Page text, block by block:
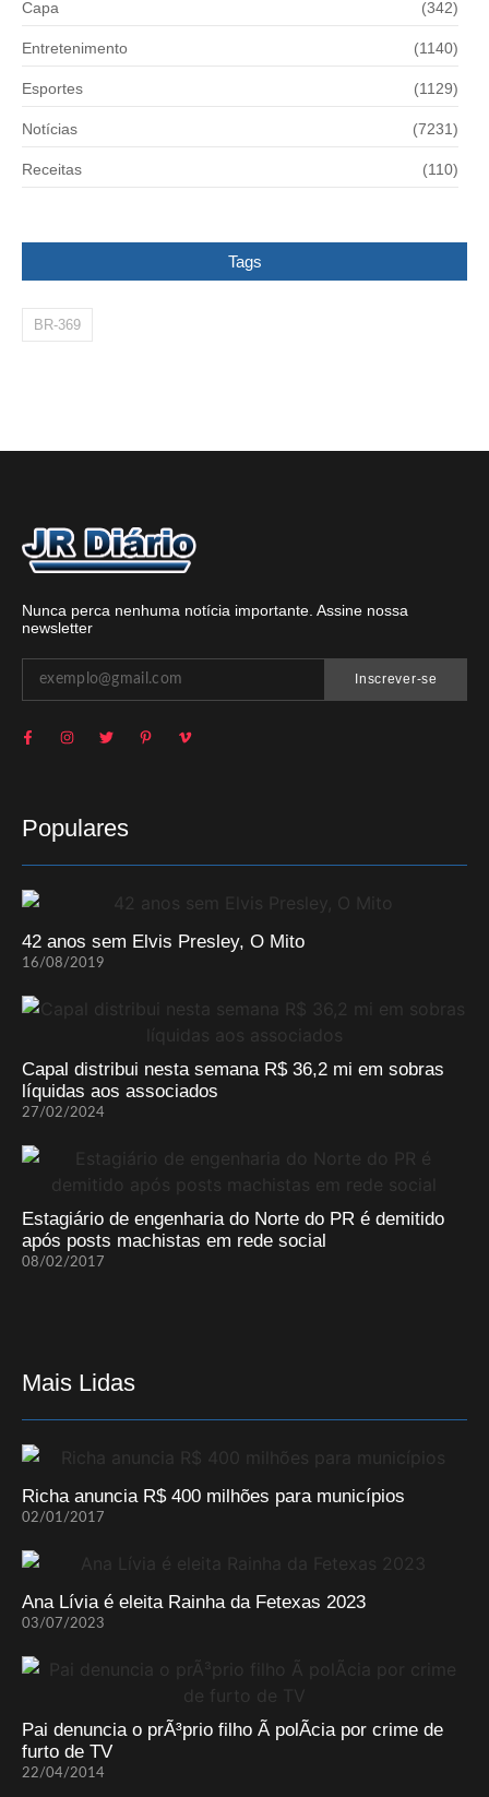
Capa (342)
Entretenimento (1140)
Esportes (1129)
Notícias (7231)
Receitas (110)
Tags
BR-369
Nunca perca nenhuma notícia importante. Assine nossa
newsletter
Inscrever-se
Populares
42 anos sem Elvis Presley, O Mito
16/08/2019
Capal distribui nesta semana R$ 36,2 mi em sobras
líquidas aos associados
27/02/2024
Estagiário de engenharia do Norte do PR é demitido
após posts machistas em rede social
08/02/2017
Mais Lidas
Richa anuncia R$ 400 milhões para municípios
02/01/2017
Ana Lívia é eleita Rainha da Fetexas 2023
03/07/2023
Pai denuncia o prÃ³prio filho Ã polÃ­cia por crime de
furto de TV
22/04/2014